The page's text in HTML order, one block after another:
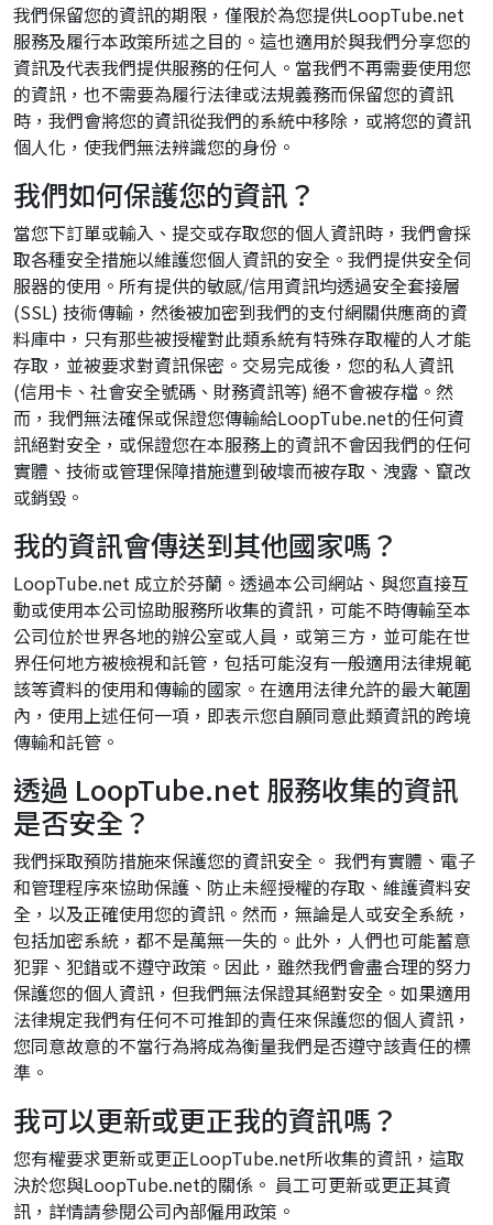
我們保留您的資訊的期限，僅限於為您提供LoopTube.net
服務及履行本政策所述之目的。這也適用於與我們分享您的
資訊及代表我們提供服務的任何人。當我們不再需要使用您
的資訊，也不需要為履行法律或法規義務而保留您的資訊
時，我們會將您的資訊從我們的系統中移除，或將您的資訊
個人化，使我們無法辨識您的身份。
我們如何保護您的資訊？
當您下訂單或輸入、提交或存取您的個人資訊時，我們會採
取各種安全措施以維護您個人資訊的安全。我們提供安全伺
服器的使用。所有提供的敏感/信用資訊均透過安全套接層
(SSL) 技術傳輸，然後被加密到我們的支付網關供應商的資
料庫中，只有那些被授權對此類系統有特殊存取權的人才能
存取，並被要求對資訊保密。交易完成後，您的私人資訊
(信用卡、社會安全號碼、財務資訊等) 絕不會被存檔。然
而，我們無法確保或保證您傳輸給LoopTube.net的任何資
訊絕對安全，或保證您在本服務上的資訊不會因我們的任何
實體、技術或管理保障措施遭到破壞而被存取、洩露、竄改
或銷毀。
我的資訊會傳送到其他國家嗎？
LoopTube.net 成立於芬蘭。透過本公司網站、與您直接互
動或使用本公司協助服務所收集的資訊，可能不時傳輸至本
公司位於世界各地的辦公室或人員，或第三方，並可能在世
界任何地方被檢視和託管，包括可能沒有一般適用法律規範
該等資料的使用和傳輸的國家。在適用法律允許的最大範圍
內，使用上述任何一項，即表示您自願同意此類資訊的跨境
傳輸和託管。
透過 LoopTube.net 服務收集的資訊
是否安全？
我們採取預防措施來保護您的資訊安全。 我們有實體、電子
和管理程序來協助保護、防止未經授權的存取、維護資料安
全，以及正確使用您的資訊。然而，無論是人或安全系統，
包括加密系統，都不是萬無一失的。此外，人們也可能蓄意
犯罪、犯錯或不遵守政策。因此，雖然我們會盡合理的努力
保護您的個人資訊，但我們無法保證其絕對安全。如果適用
法律規定我們有任何不可推卸的責任來保護您的個人資訊，
您同意故意的不當行為將成為衡量我們是否遵守該責任的標
準。
我可以更新或更正我的資訊嗎？
您有權要求更新或更正LoopTube.net所收集的資訊，這取
決於您與LoopTube.net的關係。 員工可更新或更正其資
訊，詳情請參閱公司內部僱用政策。